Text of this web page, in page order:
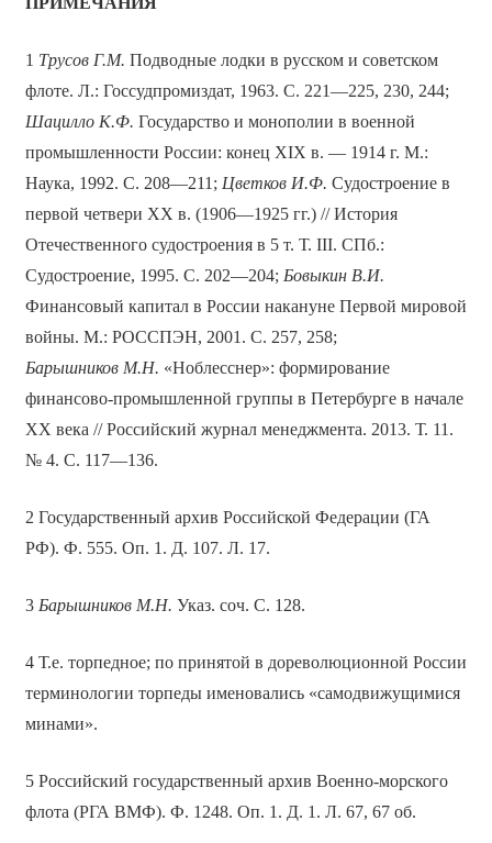
1 Трусов Г.М. Подводные лодки в русском и советском
флоте. Л.: Госсудпромиздат, 1963. С. 221—225, 230, 244;
Шацилло К.Ф. Государство и монополии в военной
промышленности России: конец ХIХ в. — 1914 г. М.:
Наука, 1992. С. 208—211; Цветков И.Ф. Судостроение в
первой четвери ХХ в. (1906—1925 гг.) // История
Отечественного судостроения в 5 т. Т. III. СПб.:
Судостроение, 1995. С. 202—204; Бовыкин В.И.
Финансовый капитал в России накануне Первой мировой
войны. М.: РОССПЭН, 2001. С. 257, 258;
Барышников М.Н. «Ноблесснер»: формирование
финансово-промышленной группы в Петербурге в начале
ХХ века // Российский журнал менеджмента. 2013. Т. 11.
№ 4. С. 117—136.
2 Государственный архив Российской Федерации (ГА
РФ). Ф. 555. Оп. 1. Д. 107. Л. 17.
3 Барышников М.Н. Указ. соч. С. 128.
4 Т.е. торпедное; по принятой в дореволюционной России
терминологии торпеды именовались «самодвижущимися
минами».
5 Российский государственный архив Военно-морского
флота (РГА ВМФ). Ф. 1248. Оп. 1. Д. 1. Л. 67, 67 об.